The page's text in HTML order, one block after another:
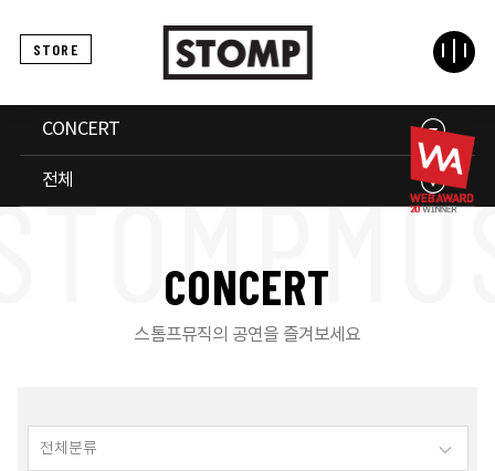
STORE
CONCERT
전체
CONCERT
스톰프뮤직의 공연을 즐겨보세요